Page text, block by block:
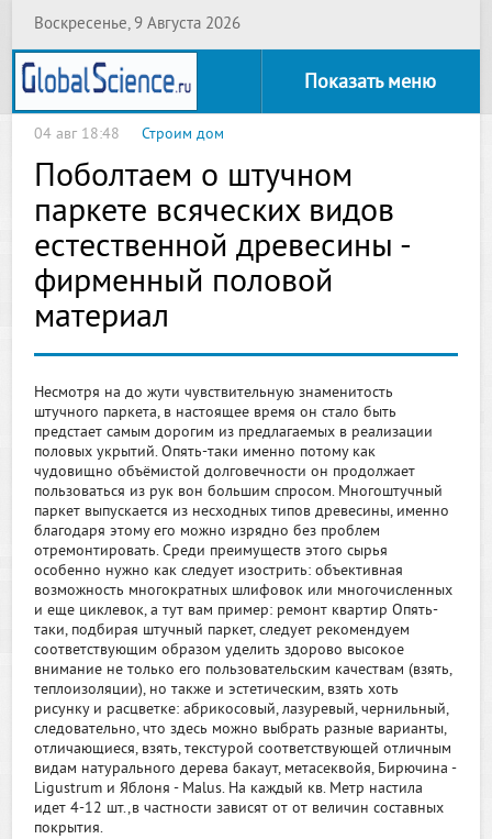
Воскресенье, 9 Августа 2026
Показать меню
04 авг 18:48 Строим дом
Поболтаем о штучном
паркете всяческих видов
естественной древесины -
фирменный половой
материал
Несмотря на до жути чувствительную знаменитость
штучного паркета, в настоящее время он стало быть
предстает самым дорогим из предлагаемых в реализации
половых укрытий. Опять-таки именно потому как
чудовищно объёмистой долговечности он продолжает
пользоваться из рук вон большим спросом. Многоштучный
паркет выпускается из несходных типов древесины, именно
благодаря этому его можно изрядно без проблем
отремонтировать. Среди преимуществ этого сырья
особенно нужно как следует изострить: объективная
возможность многократных шлифовок или многочисленных
и еще циклевок, а тут вам пример: ремонт квартир Опять-
таки, подбирая штучный паркет, следует рекомендуем
соответствующим образом уделить здорово высокое
внимание не только его пользовательским качествам (взять,
теплоизоляции), но также и эстетическим, взять хоть
рисунку и расцветке: абрикосовый, лазуревый, чернильный,
следовательно, что здесь можно выбрать разные варианты,
отличающиеся, взять, текстурой соответствующей отличным
видам натурального дерева бакаут, метасеквойя, Бирючина -
Ligustrum и Яблоня - Malus. На каждый кв. Метр настила
идет 4-12 шт.,в частности зависят от от величин составных
покрытия.